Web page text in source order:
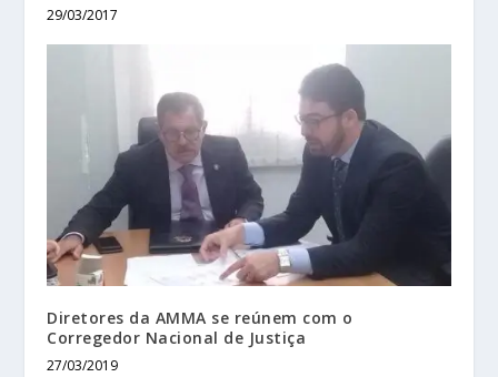
29/03/2017
Diretores da AMMA se reúnem com o
Corregedor Nacional de Justiça
27/03/2019